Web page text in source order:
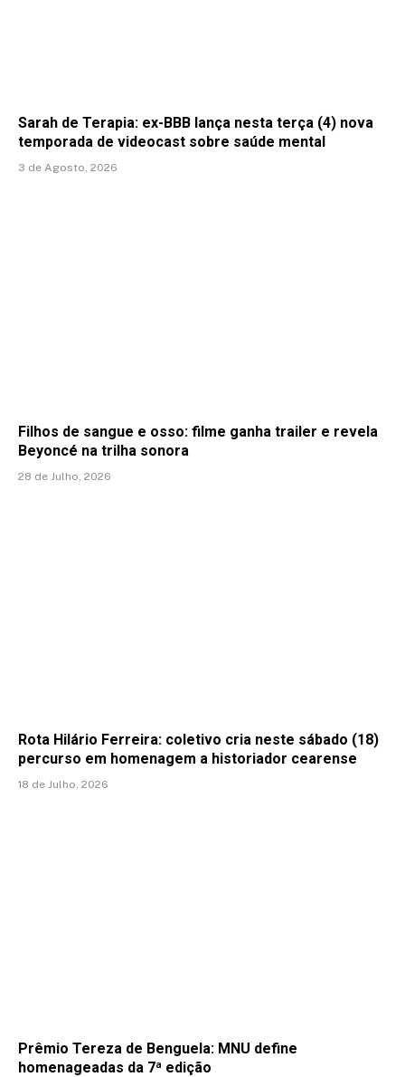
Sarah de Terapia: ex-BBB lança nesta terça (4) nova
temporada de videocast sobre saúde mental
3 de Agosto, 2026
Filhos de sangue e osso: filme ganha trailer e revela
Beyoncé na trilha sonora
28 de Julho, 2026
Rota Hilário Ferreira: coletivo cria neste sábado (18)
percurso em homenagem a historiador cearense
18 de Julho, 2026
Prêmio Tereza de Benguela: MNU define
homenageadas da 7ª edição